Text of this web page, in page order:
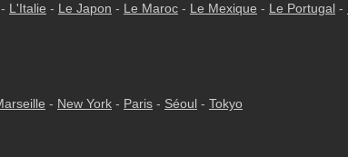
- L'Italie - Le Japon - Le Maroc - Le Mexique - Le Portugal -
- New York - Paris - Séoul - Tokyo